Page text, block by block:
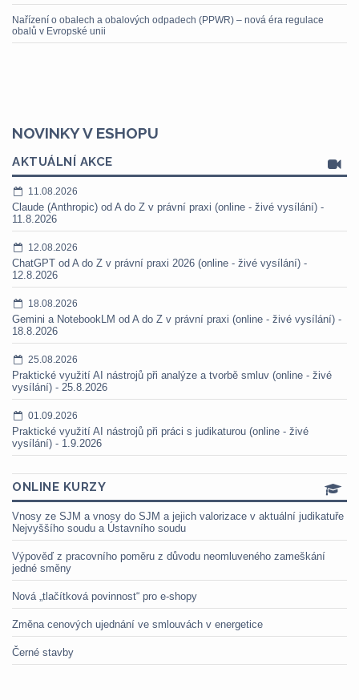
Nařízení o obalech a obalových odpadech (PPWR) – nová éra regulace
obalů v Evropské unii
NOVINKY V ESHOPU
AKTUÁLNÍ AKCE
11.08.2026
Claude (Anthropic) od A do Z v právní praxi (online - živé vysílání) -
11.8.2026
12.08.2026
ChatGPT od A do Z v právní praxi 2026 (online - živé vysílání) -
12.8.2026
18.08.2026
Gemini a NotebookLM od A do Z v právní praxi (online - živé vysílání) -
18.8.2026
25.08.2026
Praktické využití AI nástrojů při analýze a tvorbě smluv (online - živé
vysílání) - 25.8.2026
01.09.2026
Praktické využití AI nástrojů při práci s judikaturou (online - živé
vysílání) - 1.9.2026
ONLINE KURZY
Vnosy ze SJM a vnosy do SJM a jejich valorizace v aktuální judikatuře
Nejvyššího soudu a Ústavního soudu
Výpověď z pracovního poměru z důvodu neomluveného zameškání
jedné směny
Nová „tlačítková povinnost“ pro e-shopy
Změna cenových ujednání ve smlouvách v energetice
Černé stavby